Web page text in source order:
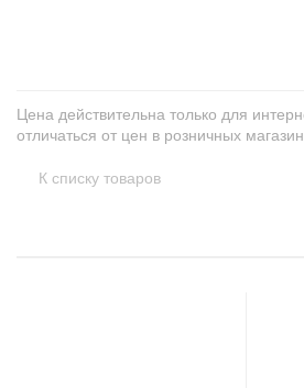
Цена действительна только для
отличаться от цен в розничных
К списку товаров